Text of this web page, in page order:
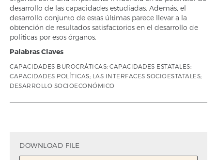
desarrollo de las capacidades estudiadas. Además, el
desarrollo conjunto de estas últimas parece llevar a la
obtención de resultados satisfactorios en el desarrollo de
políticas por esos órganos.
Palabras Claves
CAPACIDADES BUROCRÁTICAS; CAPACIDADES ESTATALES;
CAPACIDADES POLÍTICAS; LAS INTERFACES SOCIOESTATALES;
DESARROLLO SOCIOECONÓMICO
DOWNLOAD FILE